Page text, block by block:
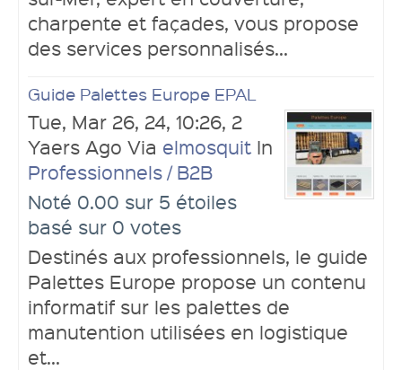
charpente et façades, vous propose
des services personnalisés...
Guide Palettes Europe EPAL
Tue, Mar 26, 24, 10:26, 2
Yaers Ago Via elmosquit In
Professionnels / B2B
Noté 0.00 sur 5 étoiles
basé sur 0 votes
Destinés aux professionnels, le guide
Palettes Europe propose un contenu
informatif sur les palettes de
manutention utilisées en logistique
et...